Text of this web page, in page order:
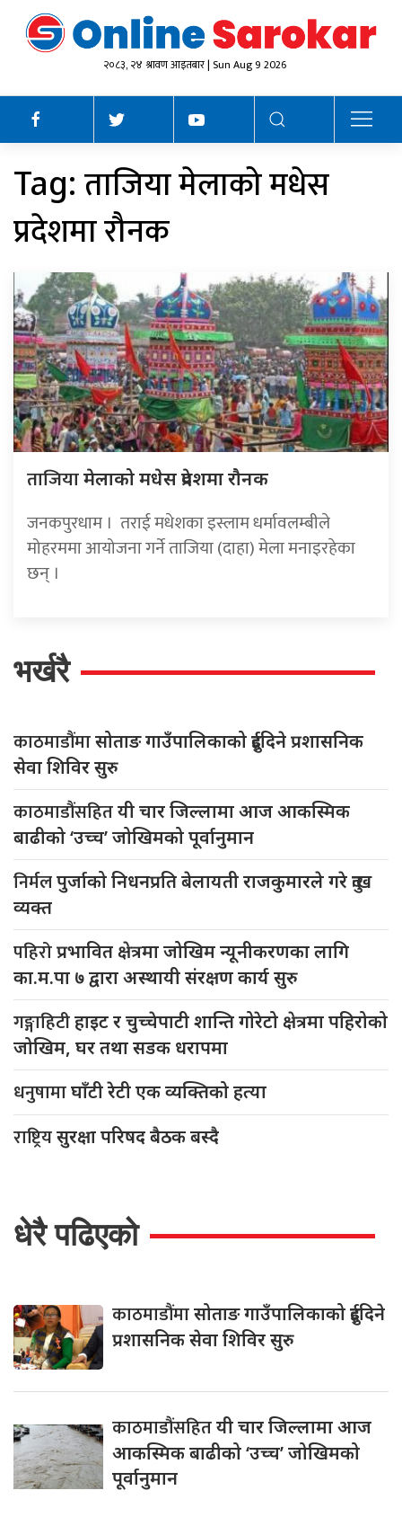
२०८३, २४ श्रावण आइतबार | Sun Aug 9 2026
Tag: ताजिया मेलाको मधेस
प्रदेशमा रौनक
ताजियामेलाको मधेस प्रदेशमा रौनक
जनकपुरधाम । तराई मधेशका इस्लाम धर्मावलम्बीले
मोहरममा आयोजना गर्ने ताजिया (दाहा) मेला मनाइरहेका
छन् ।
भर्खरै
काठमाडौंमासोताङ गाउँपालिकाको दुईदिने प्रशासनिक
सेवा शिविर सुरु
काठमाडौंसहितयी चार जिल्लामा आज आकस्मिक
बाढीको ‘उच्च’ जोखिमको पूर्वानुमान
निर्मलपुर्जाको निधनप्रति बेलायती राजकुमारले गरे दुःख
व्यक्त
पहिरोप्रभावित क्षेत्रमा जोखिम न्यूनीकरणका लागि
का.म.पा ७ द्वारा अस्थायी संरक्षण कार्य सुरु
गङ्गाहिटीहाइट र चुच्चेपाटी शान्ति गोरेटो क्षेत्रमा पहिरोको
जोखिम, घर तथा सडक धरापमा
धनुषामाघाँटी रेटी एक व्यक्तिको हत्या
राष्ट्रियसुरक्षा परिषद बैठक बस्दै
धेरै पढिएको
काठमाडौंमासोताङ गाउँपालिकाको दुईदिने
प्रशासनिक सेवा शिविर सुरु
काठमाडौंसहितयी चार जिल्लामा आज
आकस्मिक बाढीको ‘उच्च’ जोखिमको
पूर्वानुमान